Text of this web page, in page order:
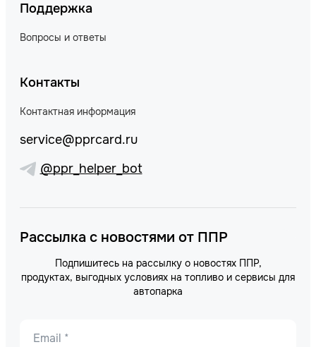
Поддержка
Вопросы и ответы
Контакты
Контактная информация
service@pprcard.ru
@ppr_helper_bot
Рассылка с новостями от ППР
Подпишитесь на рассылку о новостях ППР,
продуктах, выгодных условиях на топливо и сервисы для
автопарка
Email *